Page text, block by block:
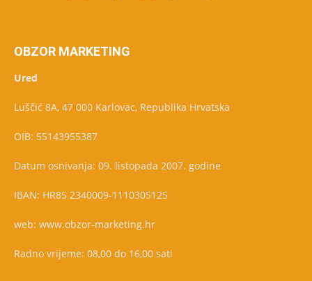
OBZOR MARKETING
Ured
Luščić 8A, 47 000 Karlovac, Republika Hrvatska
OIB: 55143955387
Datum osnivanja: 09. listopada 2007. godine
IBAN: HR85 2340009-1110305125
web: www.obzor-marketing.hr
Radno vrijeme: 08,00 do 16,00 sati